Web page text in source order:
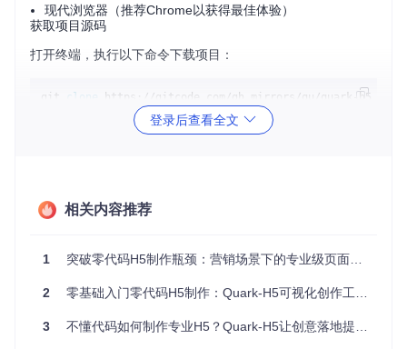
现代浏览器（推荐Chrome以获得最佳体验）
获取项目源码
打开终端，执行以下命令下载项目：
git clone
# 安装根目录依赖
# 安装前端依赖
npm install
# 安装后端依赖
登录后查看全文
相关内容推荐
1 突破零代码H5制作瓶颈：营销场景下的专业级页面创作指南
2 零基础入门零代码H5制作：Quark-H5可视化创作工具完全指南
3 不懂代码如何制作专业H5？Quark-H5让创意落地提速10倍